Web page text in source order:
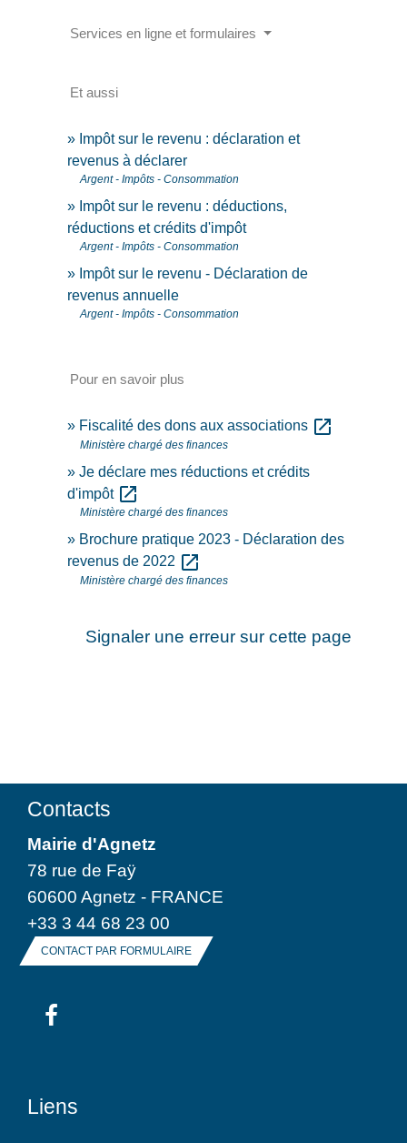
Services en ligne et formulaires
Et aussi
Impôt sur le revenu : déclaration et
revenus à déclarer
Argent - Impôts - Consommation
Impôt sur le revenu : déductions,
réductions et crédits d'impôt
Argent - Impôts - Consommation
Impôt sur le revenu - Déclaration de
revenus annuelle
Argent - Impôts - Consommation
Pour en savoir plus
Fiscalité des dons aux associations open_in_new
Ministère chargé des finances
Je déclare mes réductions et crédits
d'impôt open_in_new
Ministère chargé des finances
Brochure pratique 2023 - Déclaration des
revenus de 2022 open_in_new
Ministère chargé des finances
Signaler une erreur sur cette page
Contacts
Mairie d'Agnetz
78 rue de Faÿ
60600 Agnetz - FRANCE
+33 3 44 68 23 00
CONTACT PAR FORMULAIRE
Liens